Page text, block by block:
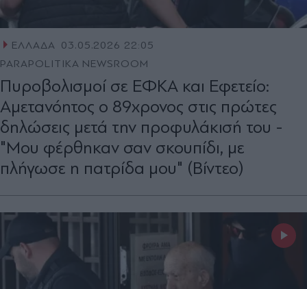
ΕΛΛΑΔΑ
03.05.2026 22:05
PARAPOLITIKA NEWSROOM
Πυροβολισμοί σε ΕΦΚΑ και Εφετείο:
Αμετανόητος ο 89χρονος στις πρώτες
δηλώσεις μετά την προφυλάκισή του -
"Μου φέρθηκαν σαν σκουπίδι, με
πλήγωσε η πατρίδα μου" (Βίντεο)